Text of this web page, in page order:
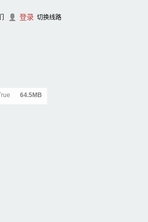
登录 切换线路
64.5MB